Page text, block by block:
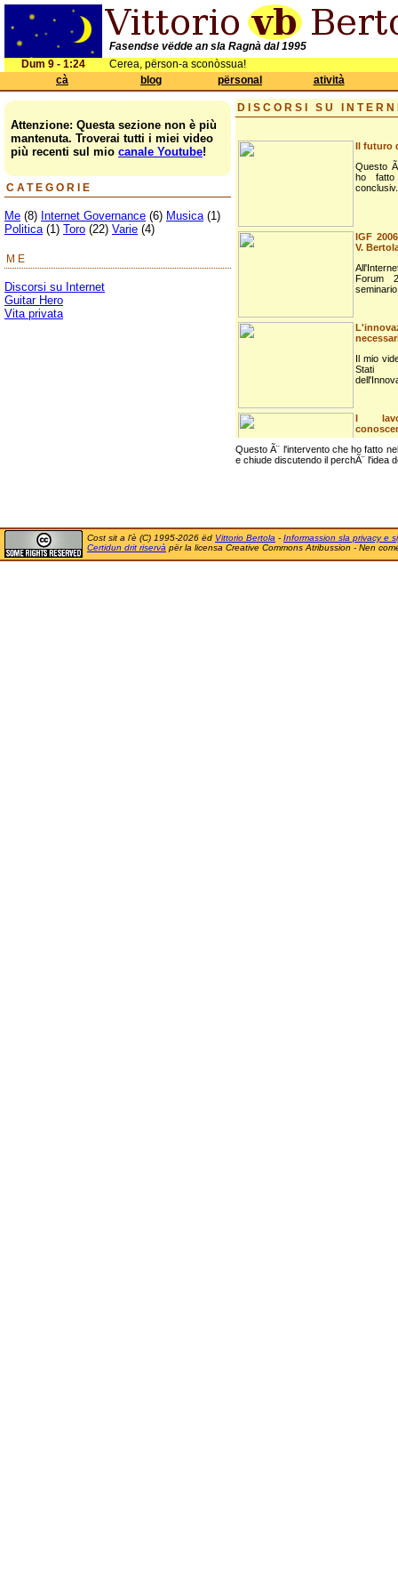
Fasendse vëdde an sla Ragnà dal 1995
Dum 9 - 1:24
Cerea, përson-a sconòssua!
cà
blog përsonal atività
Attenzione: Questa sezione non è più
mantenuta. Troverai tutti i miei video
più recenti sul mio canale Youtube!
CATEGORIE
Me (8) Internet Governance (6) Musica(1)
Politica(1) Toro (22) Varie (4)
ME
Discorsi su Internet
Guitar Hero
Vita privata
DISCORSI SU
Il futuro
Questo
ho fatto
IGF
V.
Forum
Il mio
Stati
I
Questo
Questo Ã¨ l'intervento che ho fatto
e chiude discutendo il perchÃ¨ l'idea
Cost sit a l'è (C) 1995-2026 ëd Vittorio Bertola - Informassion sla privacy e
Certidun drit riservà për la licensa Creative Commons Atribussion - Nen